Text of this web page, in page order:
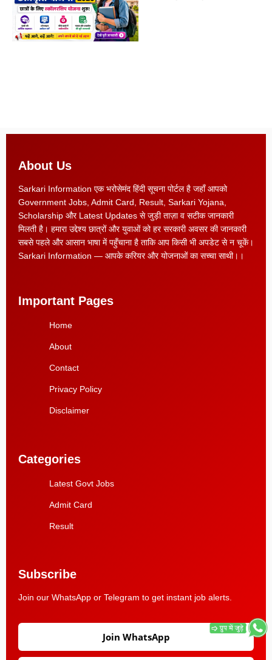
About Us
Sarkari Information एक भरोसेमंद हिंदी सूचना पोर्टल है जहाँ आपको
Government Jobs, Admit Card, Result, Sarkari Yojana,
Scholarship और Latest Updates से जुड़ी ताज़ा व सटीक जानकारी
मिलती है। हमारा उद्देश्य छात्रों और युवाओं को हर सरकारी अवसर की जानकारी
सबसे पहले और आसान भाषा में पहुँचाना है ताकि आप किसी भी अपडेट से न चूकें।
Sarkari Information — आपके करियर और योजनाओं का सच्चा साथी।।
Important Pages
Home
About
Contact
Privacy Policy
Disclaimer
Categories
Latest Govt Jobs
Admit Card
Result
Subscribe
Join our WhatsApp or Telegram to get instant job alerts.
Join WhatsApp